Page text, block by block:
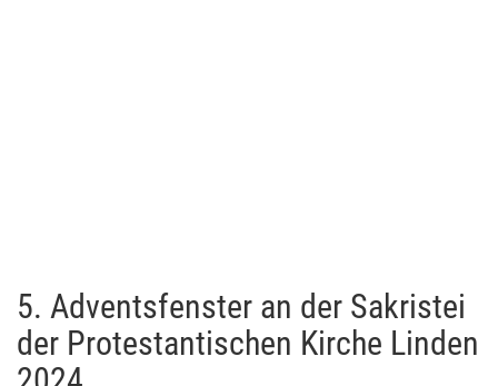
5. Adventsfenster an der Sakristei
der Protestantischen Kirche Linden